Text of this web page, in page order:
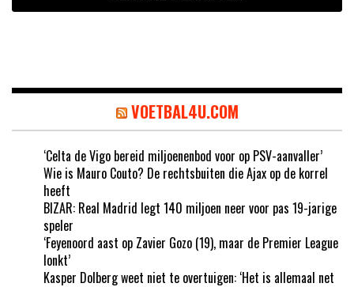
VOETBAL4U.COM
‘Celta de Vigo bereid miljoenenbod voor op PSV-aanvaller’
Wie is Mauro Couto? De rechtsbuiten die Ajax op de korrel
heeft
BIZAR: Real Madrid legt 140 miljoen neer voor pas 19-jarige
speler
‘Feyenoord aast op Zavier Gozo (19), maar de Premier League
lonkt’
Kasper Dolberg weet niet te overtuigen: ‘Het is allemaal net